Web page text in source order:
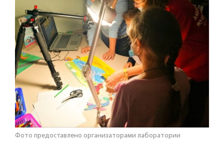
Фото предоставлено организаторами лаборатории